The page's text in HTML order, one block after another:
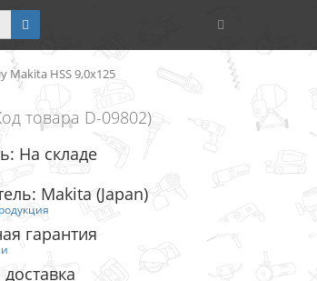
Makita HSS 9,0x125
товара D-09802)
На складе
Makita (Japan)
гарантия